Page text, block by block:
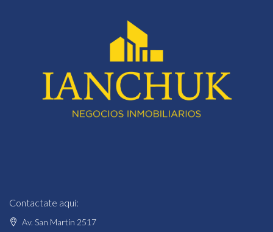
Contactate aquí:
Av. San Martín 2517